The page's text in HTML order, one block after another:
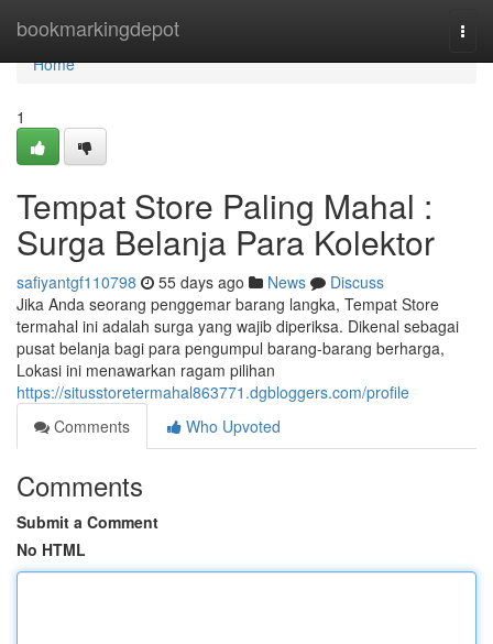
bookmarkingdepot
Home
Home
1
Tempat Store Paling Mahal :
Surga Belanja Para Kolektor
safiyantgf110798 55 days ago News
Discuss
Jika Anda seorang penggemar barang langka, Tempat Store
termahal ini adalah surga yang wajib diperiksa. Dikenal sebagai
pusat belanja bagi para pengumpul barang-barang berharga,
Lokasi ini menawarkan ragam pilihan
https://situsstoretermahal863771.dgbloggers.com/profile
Comments
Who Upvoted
Comments
Submit a Comment
No HTML